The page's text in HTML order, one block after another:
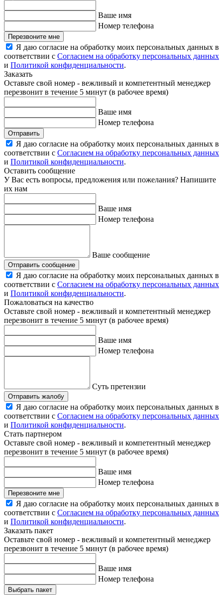
Ваше имя
Номер телефона
Перезвоните мне
Я даю согласие на обработку моих персональных данных в
соответствии с Согласием на обработку персональных данных
и Политикой конфиденциальности.
Заказать
Оставьте свой номер - вежливый и компетентный менеджер
перезвонит в течение 5 минут (в рабочее время)
Ваше имя
Номер телефона
Отправить
Я даю согласие на обработку моих персональных данных в
соответствии с Согласием на обработку персональных данных
и Политикой конфиденциальности.
Оставить сообщение
У Вас есть вопросы, предложения или пожелания? Напишите
их нам
Ваше имя
Номер телефона
Ваше сообщение
Отправить сообщение
Я даю согласие на обработку моих персональных данных в
соответствии с Согласием на обработку персональных данных
и Политикой конфиденциальности.
Пожаловаться на качество
Оставьте свой номер - вежливый и компетентный менеджер
перезвонит в течение 5 минут (в рабочее время)
Ваше имя
Номер телефона
Суть претензии
Отправить жалобу
Я даю согласие на обработку моих персональных данных в
соответствии с Согласием на обработку персональных данных
и Политикой конфиденциальности.
Стать партнером
Оставьте свой номер - вежливый и компетентный менеджер
перезвонит в течение 5 минут (в рабочее время)
Ваше имя
Номер телефона
Перезвоните мне
Я даю согласие на обработку моих персональных данных в
соответствии с Согласием на обработку персональных данных
и Политикой конфиденциальности.
Заказать пакет
Оставьте свой номер - вежливый и компетентный менеджер
перезвонит в течение 5 минут (в рабочее время)
Ваше имя
Номер телефона
Выбрать пакет